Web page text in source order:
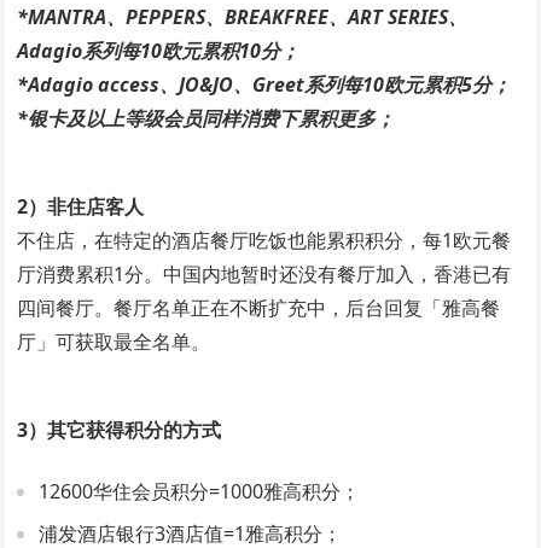
*MANTRA、PEPPERS、BREAKFREE、ART SERIES、
Adagio系列每10欧元累积10分；
*Adagio access、JO&JO、Greet系列每10欧元累积5分；
*银卡及以上等级会员同样消费下累积更多；
2）非住店客人
不住店，在特定的酒店餐厅吃饭也能累积积分，每1欧元餐
厅消费累积1分。中国内地暂时还没有餐厅加入，香港已有
四间餐厅。餐厅名单正在不断扩充中，后台回复「雅高餐
厅」可获取最全名单。
3）其它获得积分的方式
12600华住会员积分=1000雅高积分；
浦发酒店银行3酒店值=1雅高积分；